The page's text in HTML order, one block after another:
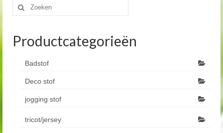
Zoeken
naar:
Productcategorieën
Badstof
Deco stof
jogging stof
tricot/jersey